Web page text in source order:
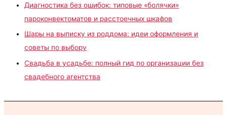
Диагностика без ошибок: типовые «болячки»
пароконвектоматов и расстоечных шкафов
Шары на выписку из роддома: идеи оформления и
советы по выбору
Свадьба в усадьбе: полный гид по организации без
свадебного агентства